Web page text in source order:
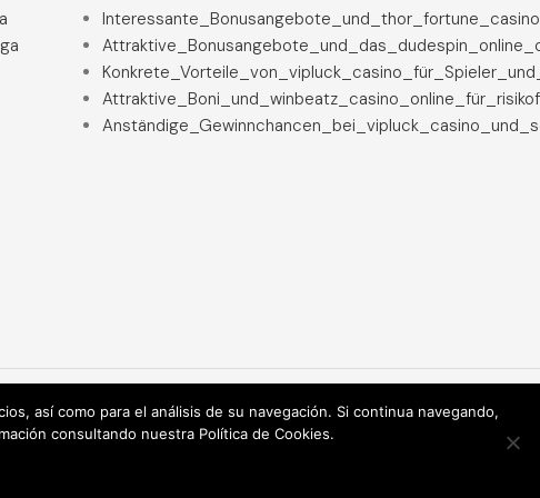
así como para el análisis de su navegación. Si continua navegando,
consultando nuestra Política de Cookies.